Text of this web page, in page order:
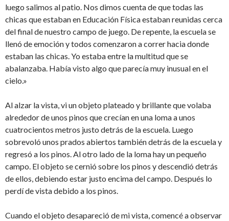
luego salimos al patio. Nos dimos cuenta de que todas las
chicas que estaban en Educación Física estaban reunidas cerca
del final de nuestro campo de juego. De repente, la escuela se
llenó de emoción y todos comenzaron a correr hacia donde
estaban las chicas. Yo estaba entre la multitud que se
abalanzaba. Había visto algo que parecía muy inusual en el
cielo.»
Al alzar la vista, vi un objeto plateado y brillante que volaba
alrededor de unos pinos que crecían en una loma a unos
cuatrocientos metros justo detrás de la escuela. Luego
sobrevoló unos prados abiertos también detrás de la escuela y
regresó a los pinos. Al otro lado de la loma hay un pequeño
campo. El objeto se cernió sobre los pinos y descendió detrás
de ellos, debiendo estar justo encima del campo. Después lo
perdí de vista debido a los pinos.
Cuando el objeto desapareció de mi vista, comencé a observar